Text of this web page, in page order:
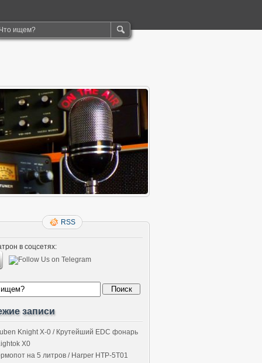
RSS
в соцсетях:
записи
Knight X-0 / Крутейший EDC фонарь
X0
на 5 литров / Harper HTP-5T01